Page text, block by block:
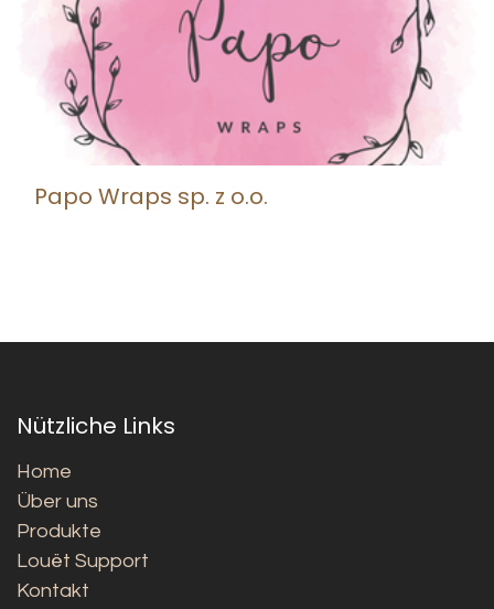
Papo Wraps sp. z o.o.
Nützliche Links
Home
Über uns
Produkte
Louët Support
Kontakt